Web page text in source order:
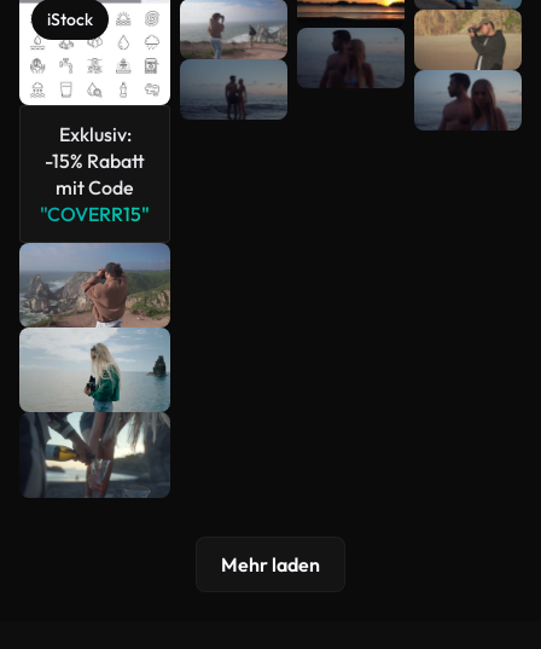
iStock
Exklusiv:
-15% Rabatt
mit Code
"COVERR15"
anzeigen
Mehr laden